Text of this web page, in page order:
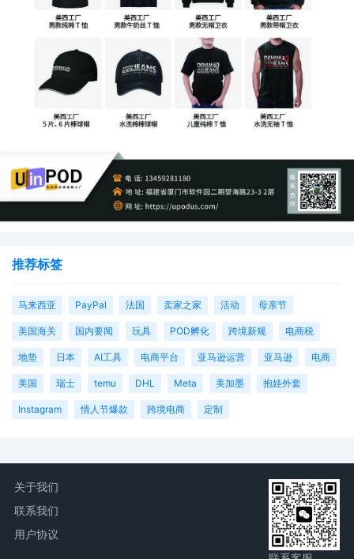
推荐标签
马来西亚 PayPal 法国 卖家之家 活动 母亲节
美国海关 国内要闻 玩具 POD孵化 跨境新规 电商税
地垫 日本 AI工具 电商平台 亚马逊运营 亚马逊 电商
美国 瑞士 temu DHL Meta 美加墨 抱娃外套
Instagram 情人节爆款 跨境电商 定制
关于我们
联系我们
用户协议